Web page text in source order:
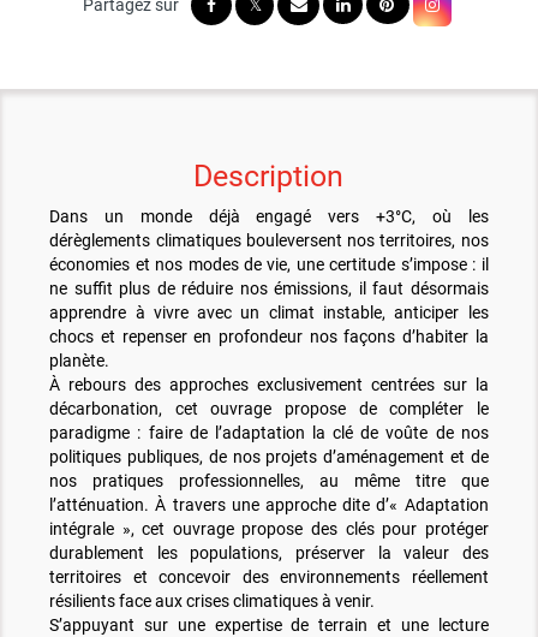
Description
Dans un monde déjà engagé vers +3°C, où les
dérèglements climatiques bouleversent nos territoires, nos
économies et nos modes de vie, une certitude s’impose : il
ne suffit plus de réduire nos émissions, il faut désormais
apprendre à vivre avec un climat instable, anticiper les
chocs et repenser en profondeur nos façons d’habiter la
planète.
À rebours des approches exclusivement centrées sur la
décarbonation, cet ouvrage propose de compléter le
paradigme : faire de l’adaptation la clé de voûte de nos
politiques publiques, de nos projets d’aménagement et de
nos pratiques professionnelles, au même titre que
l’atténuation. À travers une approche dite d’« Adaptation
intégrale », cet ouvrage propose des clés pour protéger
durablement les populations, préserver la valeur des
territoires et concevoir des environnements réellement
résilients face aux crises climatiques à venir.
S’appuyant sur une expertise de terrain et une lecture